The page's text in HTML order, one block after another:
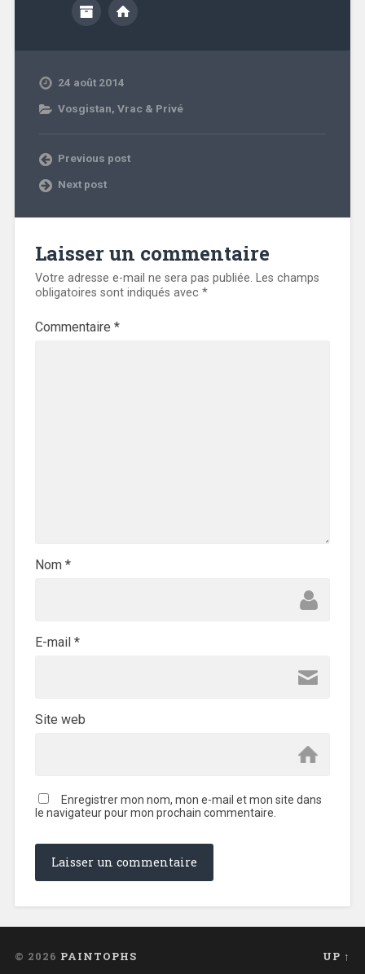
24 août 2014
Vosgistan, Vrac & Privé
Previous post
Next post
Laisser un commentaire
Votre adresse e-mail ne sera pas publiée. Les champs
obligatoires sont indiqués avec *
Commentaire *
Nom *
E-mail *
Site web
Enregistrer mon nom, mon e-mail et mon site dans
le navigateur pour mon prochain commentaire.
© 2026 PAINTOPHS UP ↑